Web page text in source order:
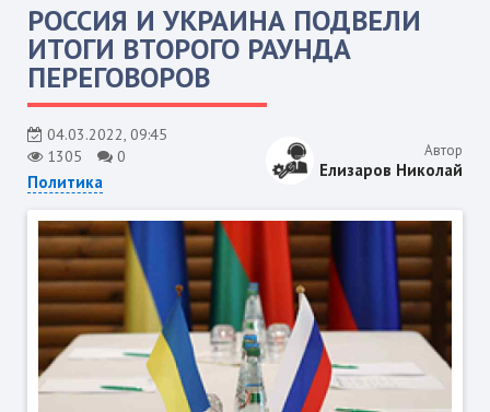
РОССИЯ И УКРАИНА ПОДВЕЛИ
ИТОГИ ВТОРОГО РАУНДА
ПЕРЕГОВОРОВ
04.03.2022, 09:45
1305
0
Политика
Автор
Елизаров Николай